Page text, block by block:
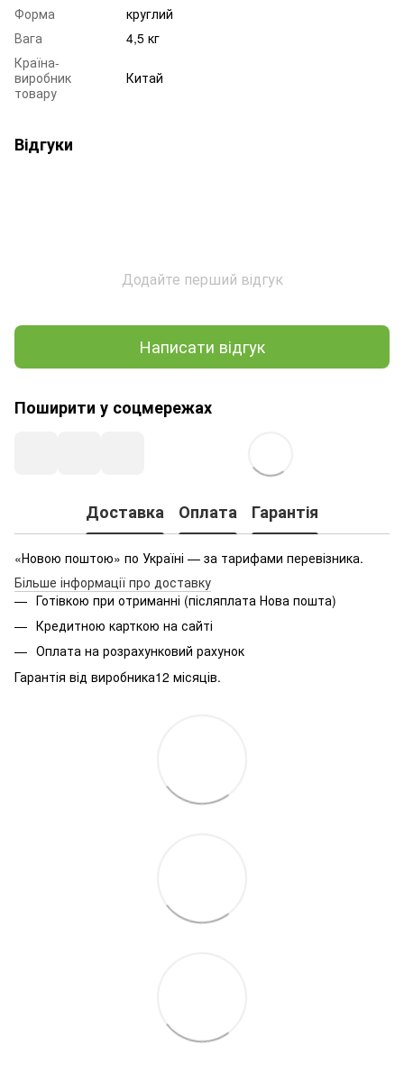
Форма
круглий
Вага
4,5 кг
Країна-
виробник
товару
Китай
Відгуки
Додайте перший відгук
Написати відгук
Поширити у соцмережах
Доставка Оплата Гарантія
«Новою поштою» по Україні — за тарифами перевізника.
Більше інформації про доставку
Готівкою при отриманні (післяплата Нова пошта)
Кредитною карткою на сайті
Оплата на розрахунковий рахунок
Гарантія від виробника12 місяців.